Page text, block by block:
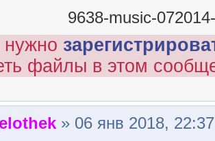
9638-music-
файлы в этом
» 06 янв 2018, 22:37